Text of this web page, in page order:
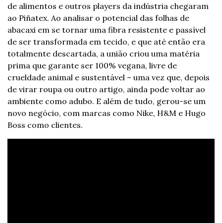
de alimentos e outros players da indústria chegaram
ao Piñatex. Ao analisar o potencial das folhas de
abacaxi em se tornar uma fibra resistente e passível
de ser transformada em tecido, e que até então era
totalmente descartada, a união criou uma matéria
prima que garante ser 100% vegana, livre de
crueldade animal e sustentável – uma vez que, depois
de virar roupa ou outro artigo, ainda pode voltar ao
ambiente como adubo. E além de tudo, gerou-se um
novo negócio, com marcas como Nike, H&M e Hugo
Boss como clientes.